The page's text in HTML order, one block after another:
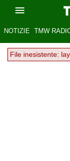
NOTIZIE TMW
File inesistente: